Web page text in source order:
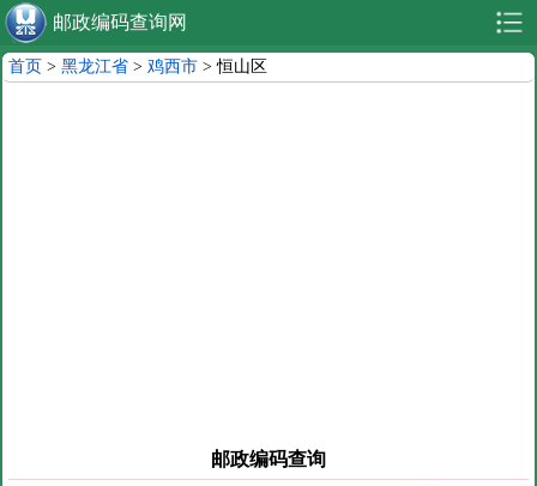
邮政编码查询网
首页 >黑龙江省 >鸡西市 > 恒山区
邮政编码查询